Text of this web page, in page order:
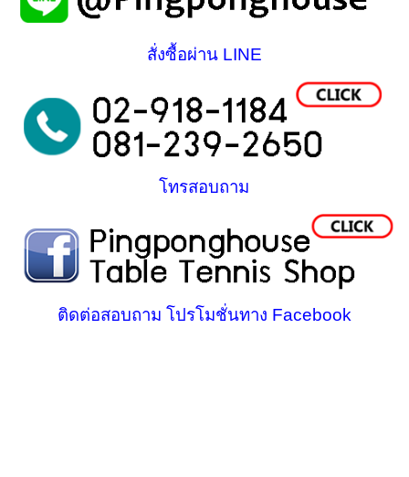
สั่งซื้อผ่าน LINE
โทรสอบถาม
ติดต่อสอบถาม โปรโมชั่นทาง Facebook